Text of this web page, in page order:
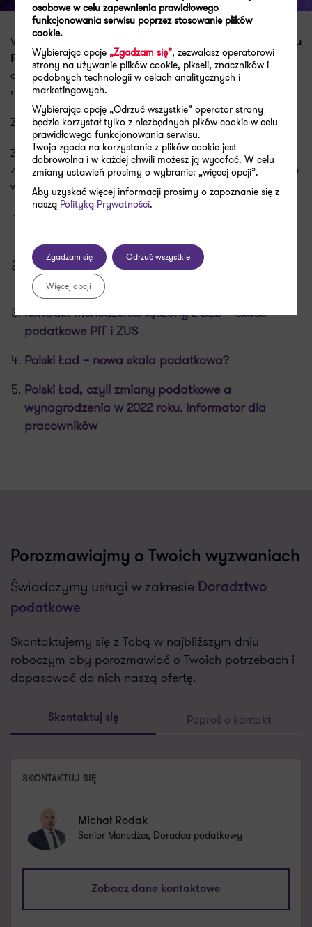
W trosce o najwyższą jakość usług, prace w zakresie
Audytu
PIT i ZUSrealizowane są przez doświadczony zespół
doradców podatkowych, radców prawnych i biegłych
rewidentów Grant Thornton.
Zachęcamy do kontaktu!
Zapraszamy do lektury naszych artykułów o tematyce PIT i
ZUS, które mogą okazać się pomocne w zakresie rozliczania
wynagrodzeń pracowników:
Polski Ład a składka zdrowotna.Kalkulacja:
podatek liniowy i skala podatkowa
Kontrakt menedżerski łączony z B2B – skutki
podatkowe PIT i ZUS
Polski Ład – nowa skala podatkowa?
Polski Ład, czyli zmiany podatkowe a
wynagrodzenia w 2022 roku. Informator dla
pracowników
Porozmawiajmy o Twoich wyzwaniach
Świadczymy usługi w zakresie Doradztwo
podatkowe
Skontaktujemy się z Tobą w najbliższym dniu
roboczym aby porozmawiać o Twoich potrzebach i
dopasować do nich naszą ofertę.
Skontaktuj się Poproś o kontakt
SKONTAKTUJ SIĘ
Michał Rodak
Senior Menedżer, Doradca podatkowy
Zobacz dane kontaktowe
osobowe w celu zapewnienia prawidłowego
funkcjonowania serwisu poprzez stosowanie plików
cookie.
Wybierając opcje„Zgadzam się”, zezwalasz operatorowi
strony na używanie plików cookie, pikseli, znaczników i
podobnych technologii w celach analitycznych i
marketingowych.
Wybierając opcję „Odrzuć wszystkie” operator strony
będzie korzystał tylko z niezbędnych pików cookie w celu
prawidłowego funkcjonowania serwisu.
Twoja zgoda na korzystanie z plików cookie jest
dobrowolna i w każdej chwili możesz ją wycofać. W celu
zmiany ustawień prosimy o wybranie: „więcej opcji”.
Aby uzyskać więcej informacji prosimy o zapoznanie się z
naszą Polityką Prywatności.
Zgadzam się Odrzuć wszystkie
Więcej opcji